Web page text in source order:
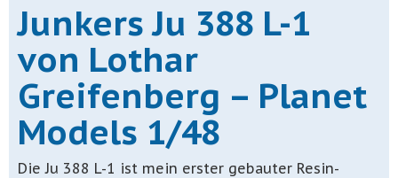
Junkers Ju 388 L-1
von Lothar
Greifenberg – Planet
Models 1/48
Die Ju 388 L-1 ist mein erster gebauter Resin-